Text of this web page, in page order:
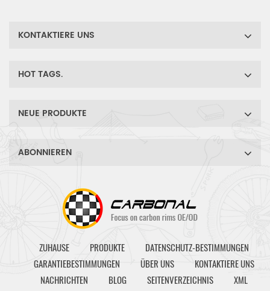
Triathleten.
KONTAKTIERE UNS
HOT TAGS.
NEUE PRODUKTE
ABONNIEREN
ZUHAUSE PRODUKTE
DATENSCHUTZ-BESTIMMUNGEN
GARANTIEBESTIMMUNGEN
ÜBER UNS
KONTAKTIERE UNS
NACHRICHTEN
BLOG SEITENVERZEICHNIS XML